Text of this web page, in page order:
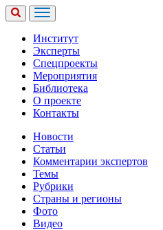
Институт
Эксперты
Спецпроекты
Мероприятия
Библиотека
О проекте
Контакты
Новости
Статьи
Комментарии экспертов
Темы
Рубрики
Страны и регионы
Фото
Видео